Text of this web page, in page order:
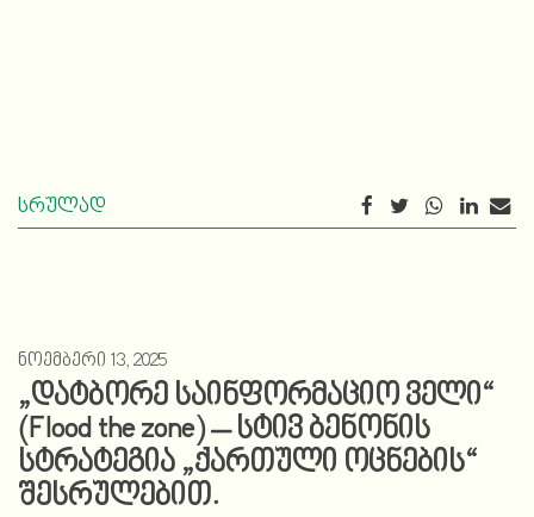
სრულად
ნოემბერი 13, 2025
„დატბორე საინფორმაციო ველი“
(Flood the zone) – სტივ ბენონის
სტრატეგია „ქართული ოცნების“
შესრულებით.